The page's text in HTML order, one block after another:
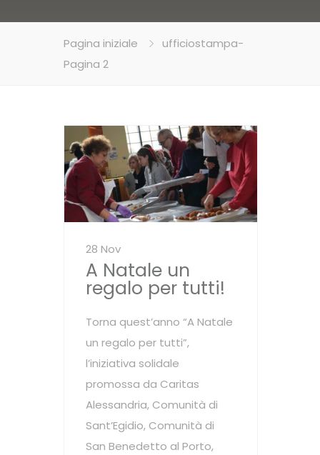
Pagina iniziale ufficiostampa-
Pagina 2
28 Nov
A Natale un
regalo per tutti!
Torna quest’anno “A Natale
un regalo per tutti”,
l’iniziativa solidale
promossa da Caritas
Alessandria, Comunità di
Sant’Egidio, Comunità di
San Benedetto al Porto,